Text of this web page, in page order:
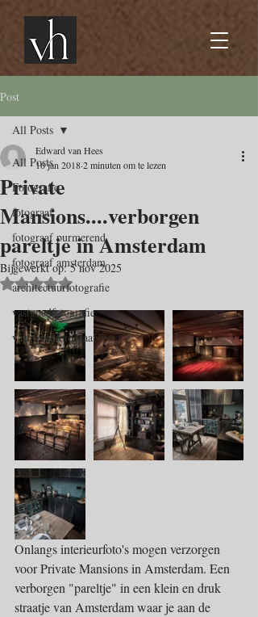
Post
All Posts
Fotografie
fotograaf
fotograaf purmerend
fotograaf amsterdam
architectuurfotografie
vastgoedfotografie
vastrgoedfotograaf
All Posts
Private
Mansions....verborgen
pareltje in Amsterdam
Edward van Hees
16 jan 20182 minuten om te lezen
Bijgewerkt op:5 nov 2025
Beoordeeld met NaN uit 5 sterren.
Onlangs interieurfoto's mogen verzorgen
voor Private Mansions in Amsterdam. Een
verborgen "pareltje" in een klein en druk
straatje van Amsterdam waar je aan de